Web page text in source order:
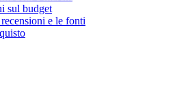
sul budget
e le fonti